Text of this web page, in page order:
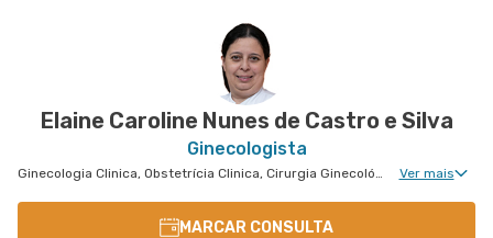
Rua Doutor Alceu de Campos Rodrigues nr. 229
Conj. 807 8º Andar - Vila Nova Conceicao, Sao
Elaine Caroline Nunes de Castro e Silva
Ginecologista
Ginecologia Clinica, Obstetrícia Clinica, Cirurgia Ginecológica, Gravidez de Alto Risco Ver mais
MARCAR CONSULTA